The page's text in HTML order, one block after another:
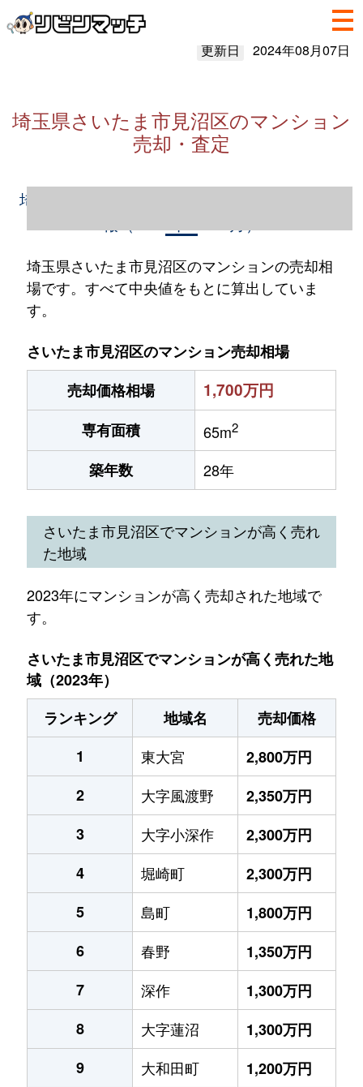
更新日 2024年08月07日
埼玉県さいたま市見沼区のマンション
売却・査定
埼玉県さいたま市見沼区のマンション売却情
埼玉県さいたま市見沼区のマンションの売却相
場です。すべて中央値をもとに算出していま
す。
さいたま市見沼区のマンション売却相場
売却価格相場
1,700万円
専有面積 65m2
築年数 28年
さいたま市見沼区でマンションが高く売れ
た地域
2023年にマンションが高く売却された地域で
す。
さいたま市見沼区でマンションが高く売れた地
域（2023年）
ランキング
地域名
売却価格
1
東大宮
2,800万円
2
大字風渡野
2,350万円
3
大字小深作
2,300万円
4
堀崎町
2,300万円
5
島町
1,800万円
6
春野
1,350万円
7
深作
1,300万円
8
大字蓮沼
1,300万円
9
大和田町
1,200万円